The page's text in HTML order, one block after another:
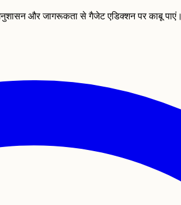
और जागरूकता से गैजेट एडिक्शन पर काबू पाएं।